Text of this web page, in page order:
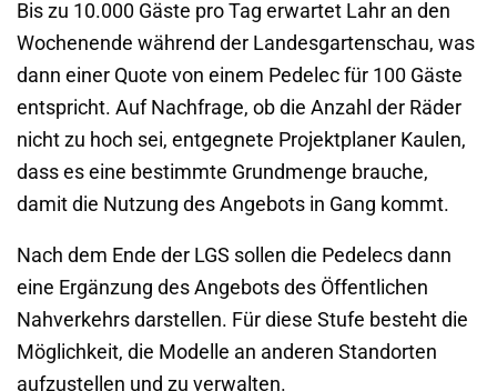
Bis zu 10.000 Gäste pro Tag erwartet Lahr an den
Wochenende während der Landesgartenschau, was
dann einer Quote von einem Pedelec für 100 Gäste
entspricht. Auf Nachfrage, ob die Anzahl der Räder
nicht zu hoch sei, entgegnete Projektplaner Kaulen,
dass es eine bestimmte Grundmenge brauche,
damit die Nutzung des Angebots in Gang kommt.
Nach dem Ende der LGS sollen die Pedelecs dann
eine Ergänzung des Angebots des Öffentlichen
Nahverkehrs darstellen. Für diese Stufe besteht die
Möglichkeit, die Modelle an anderen Standorten
aufzustellen und zu verwalten.